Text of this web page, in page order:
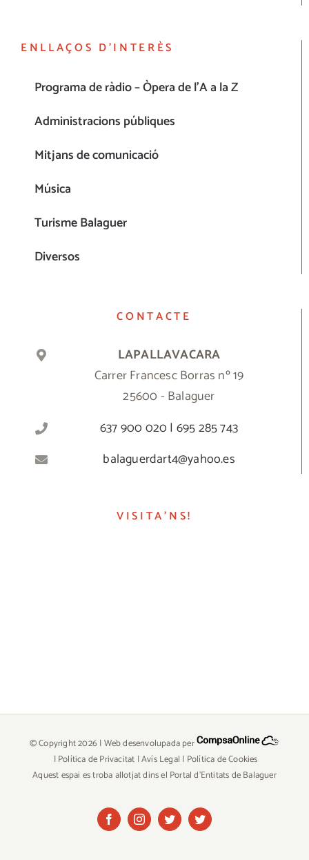
ENLLAÇOS D’INTERÈS
Programa de ràdio – Òpera de l’A a la Z
Administracions públiques
Mitjans de comunicació
Música
Turisme Balaguer
Diversos
CONTACTE
LAPALLAVACARA
Carrer Francesc Borras nº 19
25600 - Balaguer
637 900 020 | 695 285 743
balaguerdart4@yahoo.es
VISITA’NS!
© Copyright2026 | Web desenvolupada per
|Política de Privacitat |Avís Legal | Política de Cookies
Aquest espai es troba allotjat dins el Portal d'Entitats de Balaguer
FacebookInstagramTwitterTwitter